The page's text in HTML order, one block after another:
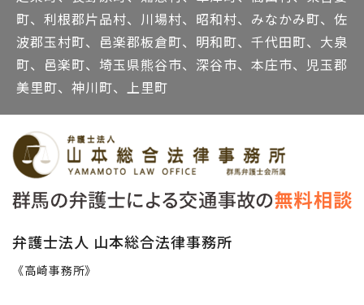
町、利根郡片品村、川場村、昭和村、みなかみ町、佐
波郡玉村町、邑楽郡板倉町、明和町、千代田町、大泉
町、邑楽町、埼玉県熊谷市、深谷市、本庄市、児玉郡
美里町、神川町、上里町
弁護士法人 山本総合法律事務所
《高崎事務所》